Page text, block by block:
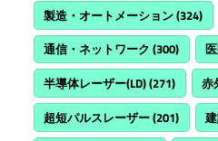
製造・オートメーション(324)
通信・ネットワーク (300)
半導体レーザー(LD)(271) 赤
超短パルスレーザー(201)